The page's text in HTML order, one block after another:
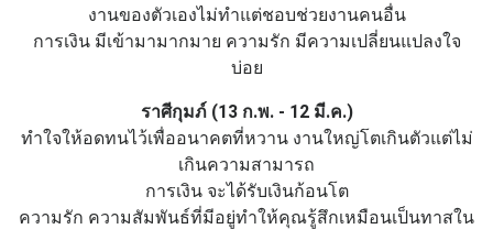
งานของตัวเองไม่ทำแต่ชอบช่วยงานคนอื่น
การเงิน มีเข้ามามากมาย ความรัก มีความเปลี่ยนแปลงใจ
บ่อย
ราศีกุมภ์ (13 ก.พ. - 12 มี.ค.)
ทำใจให้อดทนไว้เพื่ออนาคตที่หวาน งานใหญ่โตเกินตัวแต่ไม่
เกินความสามารถ
การเงิน จะได้รับเงินก้อนโต
ความรัก ความสัมพันธ์ที่มีอยู่ทำให้คุณรู้สึกเหมือนเป็นทาสใน